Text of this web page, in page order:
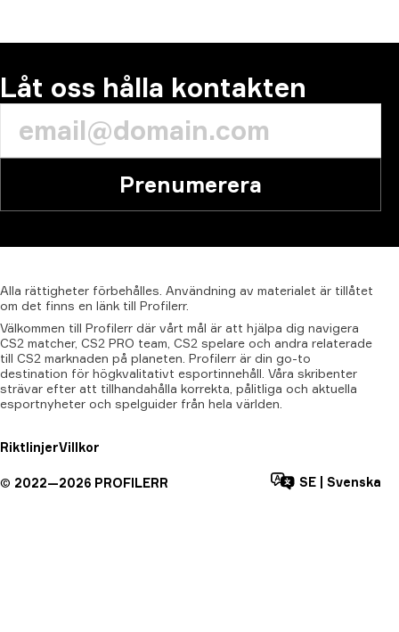
Låt oss hålla kontakten
Prenumerera
Alla rättigheter förbehålles. Användning av materialet är tillåtet
om det finns en länk till Profilerr.
Välkommen till Profilerr där vårt mål är att hjälpa dig navigera
CS2 matcher, CS2 PRO team, CS2 spelare och andra relaterade
till CS2 marknaden på planeten. Profilerr är din go-to
destination för högkvalitativt esportinnehåll. Våra skribenter
strävar efter att tillhandahålla korrekta, pålitliga och aktuella
esportnyheter och spelguider från hela världen.
RiktlinjerVillkor
© 2022—2026 PROFILERR SE Svenska